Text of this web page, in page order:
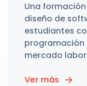
Una
diseño de
estudiantes
programación
mercado
Ver más